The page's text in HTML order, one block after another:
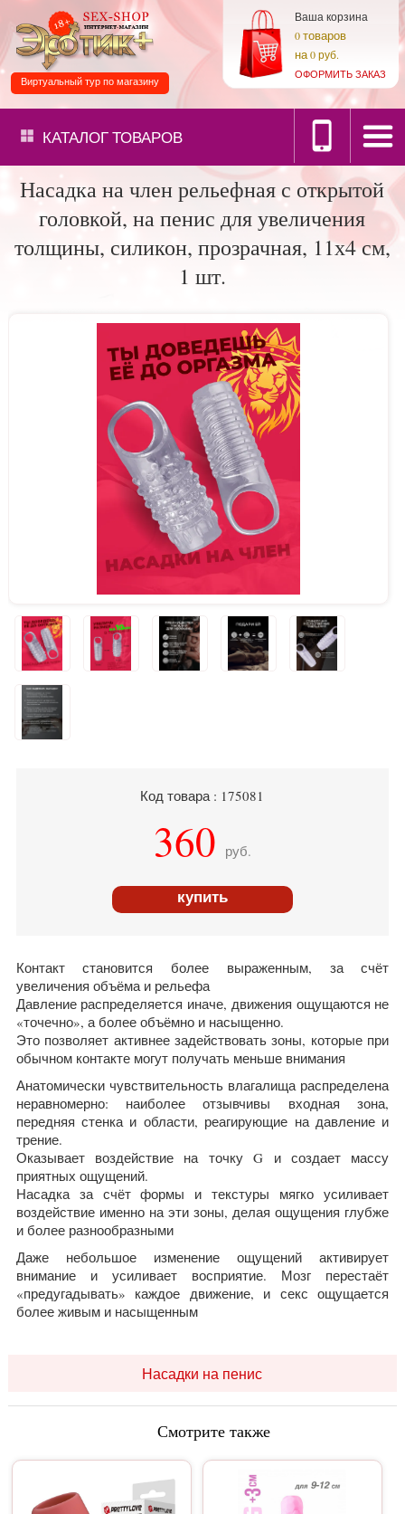
Ваша корзина
0товаров
на0 руб.
ОФОРМИТЬ ЗАКАЗ
Виртуальный тур по магазину
КАТАЛОГТОВАРОВ
Насадка на член рельефная с открытой
головкой, на пенис для увеличения
толщины, силикон, прозрачная, 11х4 см,
1 шт.
Код товара : 175081
360 руб.
купить
Контакт становится более выраженным, за счёт
увеличения объёма и рельефа
Давление распределяется иначе, движения ощущаются не
«точечно», а более объёмно и насыщенно.
Это позволяет активнее задействовать зоны, которые при
обычном контакте могут получать меньше внимания
Анатомически чувствительность влагалища распределена
неравномерно: наиболее отзывчивы входная зона,
передняя стенка и области, реагирующие на давление и
трение.
Оказывает воздействие на точку G и создает массу
приятных ощущений.
Насадка за счёт формы и текстуры мягко усиливает
воздействие именно на эти зоны, делая ощущения глубже
и более разнообразными
Даже небольшое изменение ощущений активирует
внимание и усиливает восприятие. Мозг перестаёт
«предугадывать» каждое движение, и секс ощущается
более живым и насыщенным
Насадки на пенис
Смотрите также